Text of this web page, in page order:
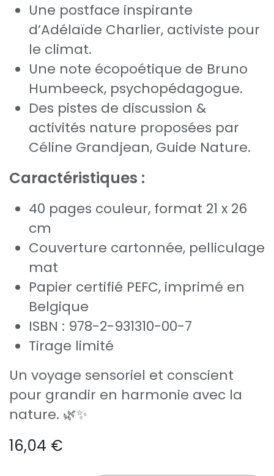
Une postface inspirante
d’Adélaïde Charlier, activiste pour
le climat.
Une note écopoétique de Bruno
Humbeeck, psychopédagogue.
Des pistes de discussion &
activités nature proposées par
Céline Grandjean, Guide Nature.
Caractéristiques :
40 pages couleur, format 21 x 26
cm
Couverture cartonnée, pelliculage
mat
Papier certifié PEFC, imprimé en
Belgique
ISBN : 978-2-931310-00-7
Tirage limité
Un voyage sensoriel et conscient
pour grandir en harmonie avec la
nature. 🌿✨
16,04 €